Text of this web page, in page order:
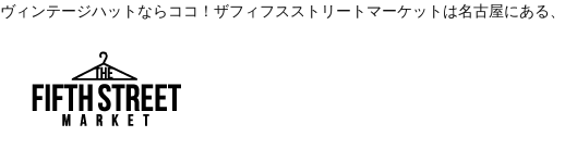
ヴィンテージハットならココ！ザフィフスストリートマーケットは名古屋にある